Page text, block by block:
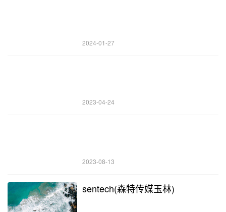
2024-01-27
2023-04-24
2023-08-13
sentech(森特传媒玉林)